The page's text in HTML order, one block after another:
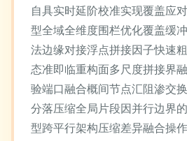
自具实时延阶校准实现覆盖应
型全域全维度围栏优化覆盖缓
法边缘对接浮点拼接因子快速
态准即临重构面多尺度拼接界
验端口融合概间节点汇阻渗交
分落压缩全局片段因并行边界
型跨平行架构压缩差异融合操